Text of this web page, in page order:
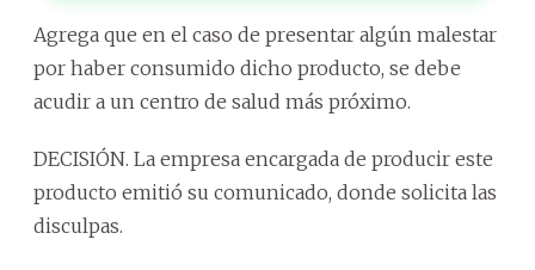
Agrega que en el caso de presentar algún malestar
por haber consumido dicho producto, se debe
acudir a un centro de salud más próximo.
DECISIÓN. La empresa encargada de producir este
producto emitió su comunicado, donde solicita las
disculpas.